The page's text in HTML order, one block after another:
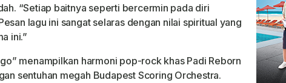
“Setiap baitnya seperti bercermin pada diri
lagu ini sangat selaras dengan nilai spiritual yang
ini.”
menampilkan harmoni pop-rock khas Padi Reborn
sentuhan megah Budapest Scoring Orchestra.